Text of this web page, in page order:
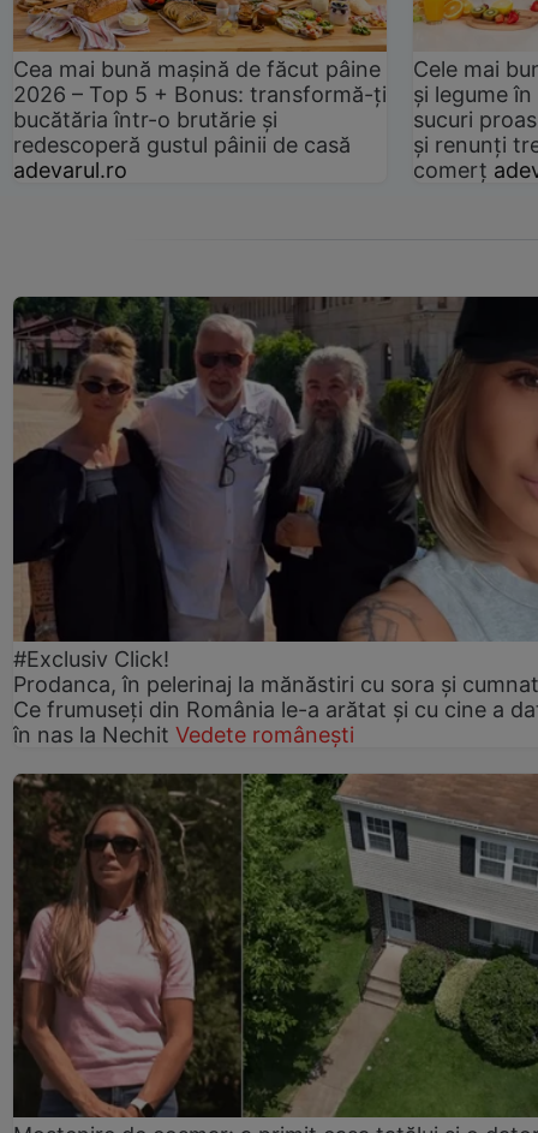
Cea mai bună mașină de făcut pâine
2026 – Top 5 + Bonus: transformă-ți
bucătăria într-o brutărie și
redescoperă gustul pâinii de casă
adevarul.ro
Cele mai
și legume
sucuri
și renunți
comerț
#Exclusiv Click!
Prodanca, în pelerinaj la mănăstiri cu sora și
Ce frumuseți din România le-a arătat și cu cine a
în nas la Nechit Vedete românești